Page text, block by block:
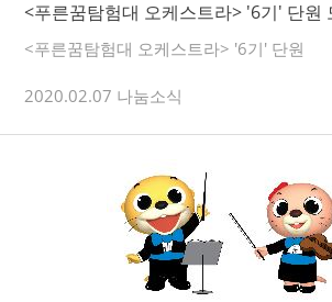
<푸른꿈탐험대 오케스트라> '6기' 단원
<푸른꿈탐험대 오케스트라> '6기' 단원
2020.02.07 나눔소식